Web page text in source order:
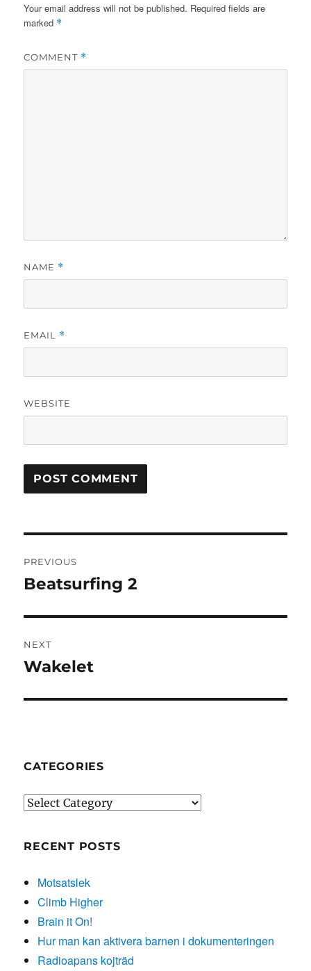
Your email address will not be published. Required fields are
marked *
COMMENT *
NAME *
EMAIL *
WEBSITE
navigation
PREVIOUS
Previous
Beatsurfing 2
NEXT
Next
Wakelet
CATEGORIES
Categories
RECENT POSTS
Motsatslek
Climb Higher
Brain it On!
Hur man kan aktivera barnen i dokumenteringen
Radioapans kojträd